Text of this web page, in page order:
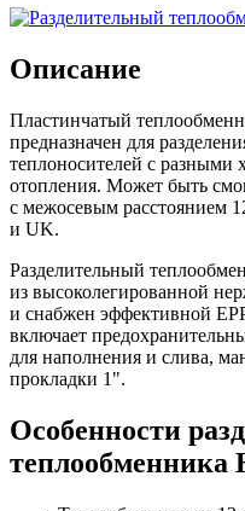
Описание
Пластинчатый
предназначен для
теплоносителей с разными
отопления. Может быть
с межосевым расстоянием
и UK.
Разделительный
из высоколегированной
и снабжен эффективной
включает
для наполнения и слива,
прокладки 1".
Особенности
теплообменника